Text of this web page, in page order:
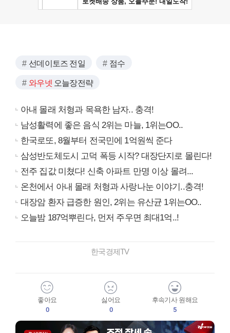
선데이토즈 전일 점수
와우넷 오늘장전략
아내 몰래 처형과 목욕한 남자.. 충격!
남성활력에 좋은 음식 2위는 마늘, 1위는OO..
한국로또, 8월부터 전국민에 1억원씩 준다
삼성반도체도시 고덕 폭등 시작? 대장단지로 몰린다!
전주 집값 미쳤다! 신축 아파트 만명 이상 몰려...
온천에서 아내 몰래 처형과 사랑나눈 이야기..충격!
대장암 환자 급증한 원인, 2위는 유산균 1위는OO..
오늘밤 187억뿌린다, 먼저 주우면 최대1억..!
한국경제TV
좋아요
0
싫어요
0
후속기사 원해요
5